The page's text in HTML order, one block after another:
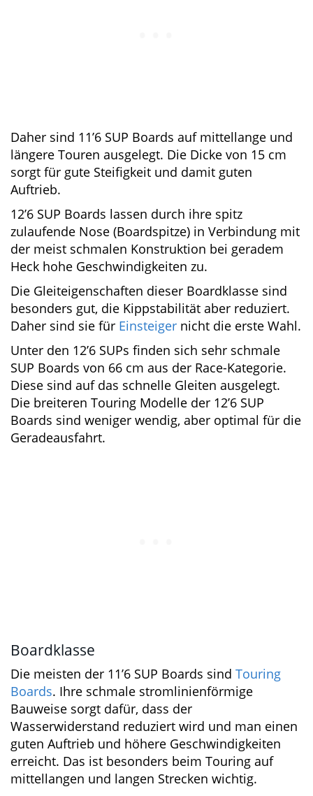
Daher sind 11’6 SUP Boards auf mittellange
und längere Touren ausgelegt. Die Dicke von 15
cm sorgt für gute Steifigkeit und damit guten
12’6 SUP Boards lassen durch ihre spitz
zulaufende Nose (Boardspitze) in Verbindung
mit der meist schmalen Konstruktion bei
geradem Heck hohe Geschwindigkeiten zu.
Die Gleiteigenschaften dieser Boardklasse sind
besonders gut, die Kippstabilität aber reduziert.
Einsteiger
Wahl.
Unter den 12’6 SUPs finden sich sehr schmale
SUP Boards von 66 cm aus der Race-Kategorie.
Diese sind auf das schnelle Gleiten ausgelegt.
Die breiteren Touring Modelle der 12’6 SUP
Boardklasse
Die meisten der 11’6 SUP Boards sind
Touring
Boards. Ihre schmale stromlinienförmige
Bauweise sorgt dafür, dass der
Wasserwiderstand reduziert wird und man
einen guten Auftrieb und höhere
Geschwindigkeiten erreicht. Das ist besonders